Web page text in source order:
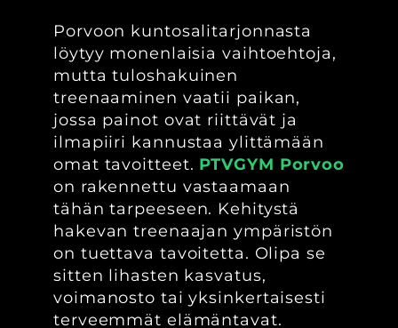
Porvoon kuntosalitarjonnasta
löytyy monenlaisia vaihtoehtoja,
mutta tuloshakuinen
treenaaminen vaatii paikan,
jossa painot ovat riittävät ja
ilmapiiri kannustaa ylittämään
omat tavoitteet. PTVGYM Porvoo
on rakennettu vastaamaan
tähän tarpeeseen. Kehitystä
hakevan treenaajan ympäristön
on tuettava tavoitetta. Olipa se
sitten lihasten kasvatus,
voimanosto tai yksinkertaisesti
terveemmät elämäntavat.